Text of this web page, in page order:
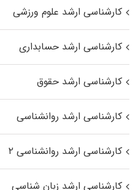
کارشناسی ارشد علوم ورزشی
کارشناسی ارشد حسابداری
کارشناسی ارشد حقوق
کارشناسی ارشد روانشناسی
کارشناسی ارشد روانشناسی ۲
کارشناسی ارشد زبان شناسی